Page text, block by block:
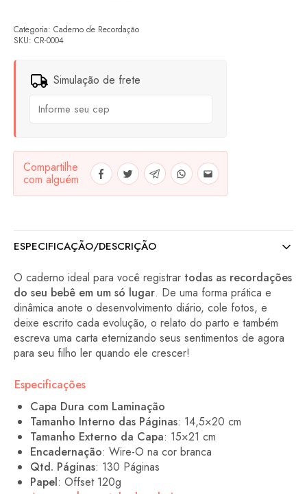
SKU: CR-0004
Categoria: Caderno de Recordação
Simulação de frete
Compartilhe
com alguém
ESPECIFICAÇÃO/DESCRIÇÃO
O caderno ideal para você registrar todas as recordações
do seu bebê em um só lugar. De uma forma prática e
dinâmica anote o desenvolvimento diário, cole fotos, e
deixe escrito cada evolução, o relato do parto e também
escreva uma carta eternizando seus sentimentos de agora
para seu filho ler quando ele crescer!
Especificações
Capa Dura com Laminação
Tamanho Interno das Páginas: 14,5×20 cm
Tamanho Externo da Capa: 15×21 cm
Encadernação: Wire-O na cor branca
Qtd. Páginas: 130 Páginas
Papel: Offset 120g